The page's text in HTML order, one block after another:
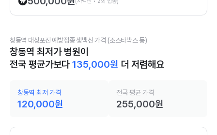
창동역 대상포진 예방접종 생백신 가격 (조스타박스 등)
창동역 최저가 병원이
전국 평균가보다 135,000원 더 저렴해요
창동역 최저 가격
120,000원
전국 평균 가격
255,000원